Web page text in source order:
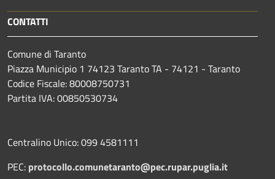
CONTATTI
Comune di Taranto
Piazza Municipio 1 74123 Taranto TA - 74121 - Taranto
Codice Fiscale: 80008750731
Partita IVA: 00850530734
Centralino Unico: 099 4581111
PEC: protocollo.comunetaranto@pec.rupar.puglia.it